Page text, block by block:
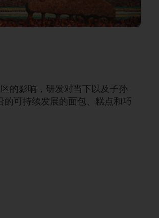
的影响，研发对当下以及子孙
可持续发展的面包、糕点和巧